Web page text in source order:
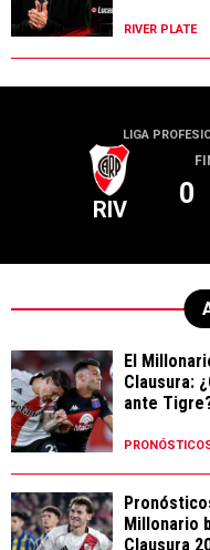
RIVER PLATE
LIGA
RIV 0
El
Clausura:
ante
Millonario
Clausura